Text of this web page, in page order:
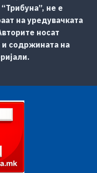
не е
на уредувачката
носат
и содржината на